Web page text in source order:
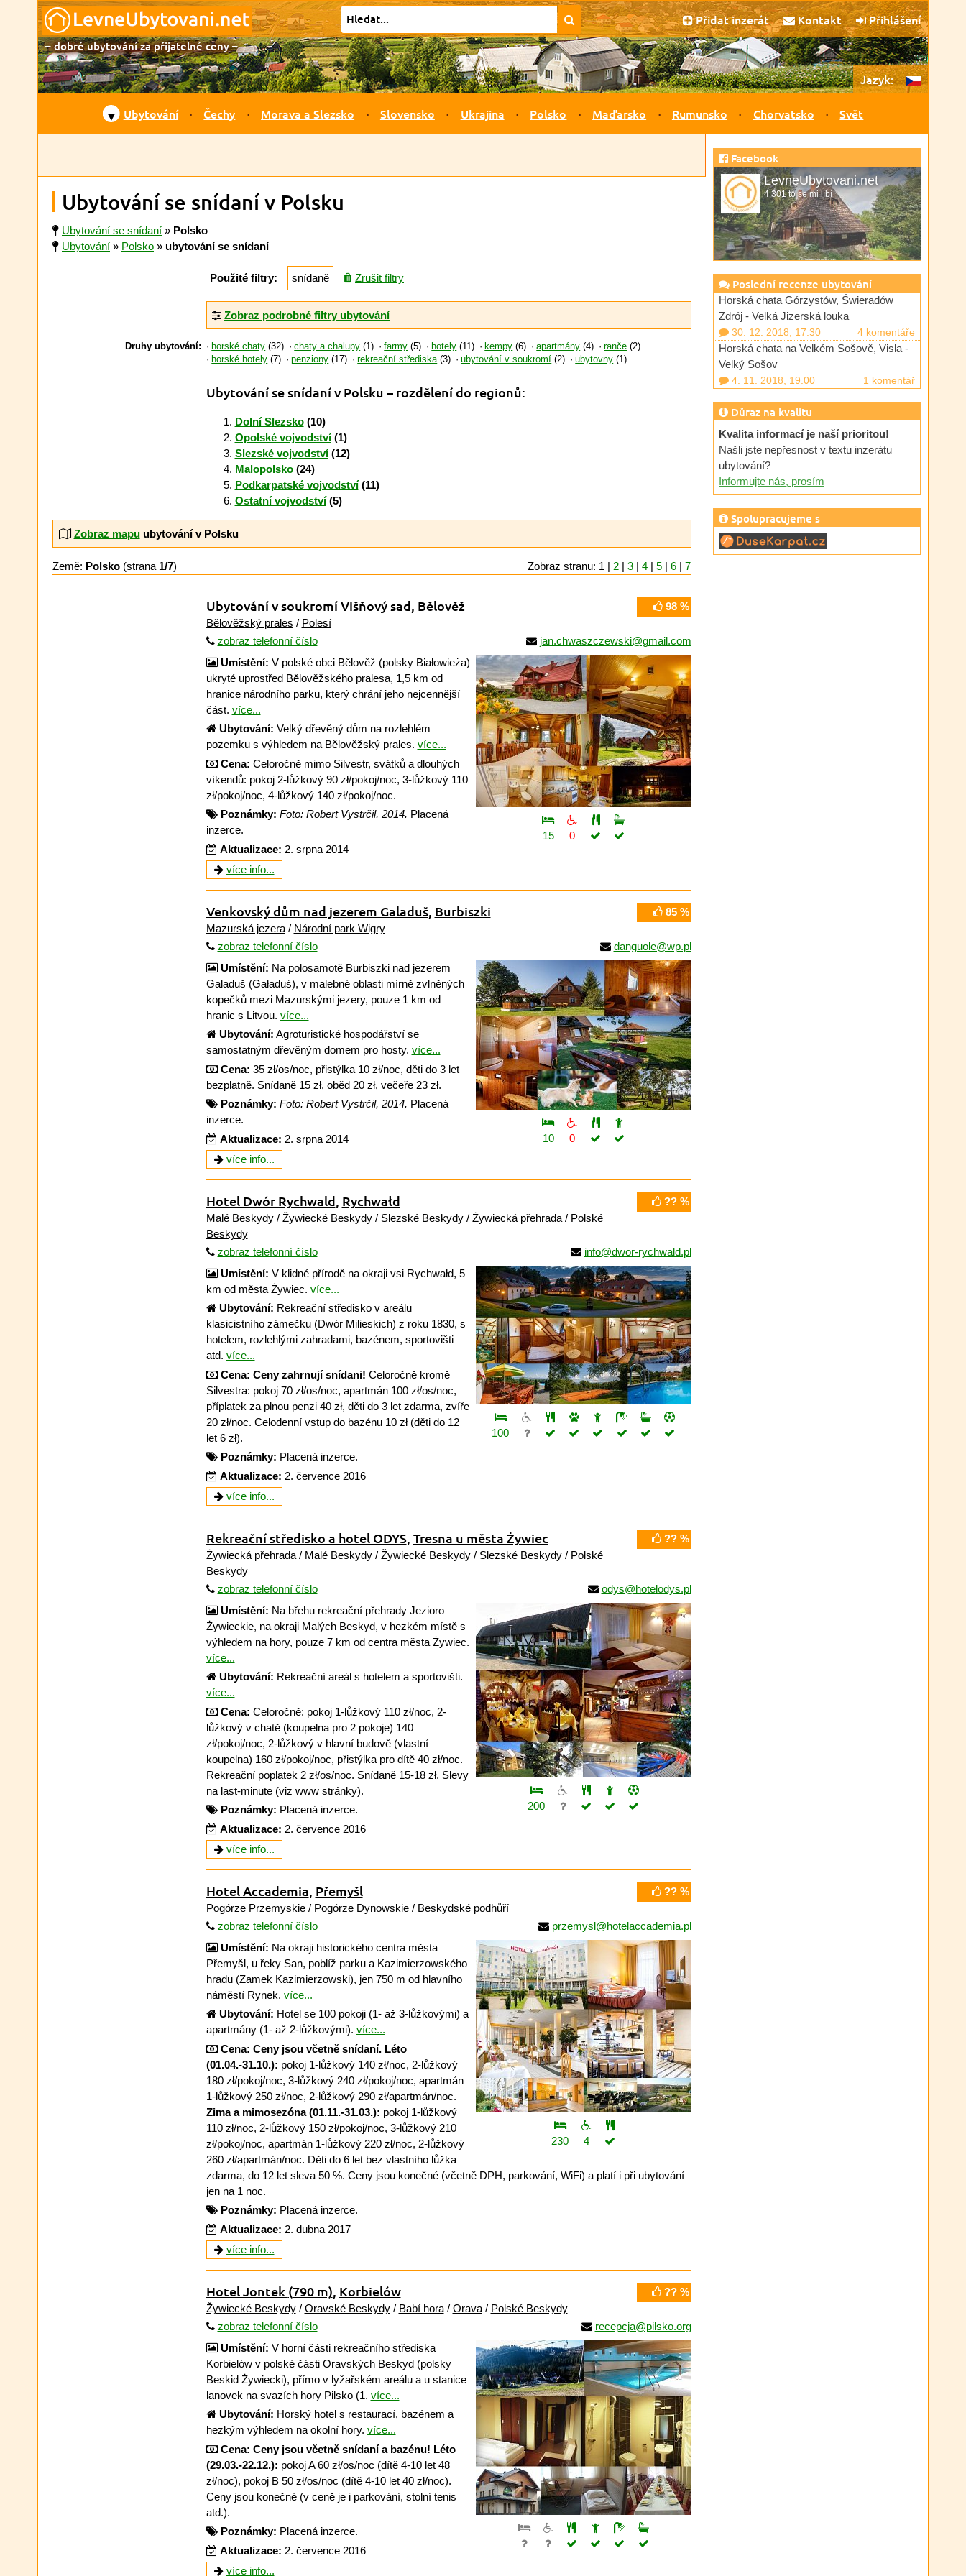
Přidat inzerát Kontakt Přihlášení
– dobré ubytování za přijatelné ceny –
Jazyk:
▼ Ubytování Čechy Morava a Slezsko Slovensko Ukrajina Polsko Maďarsko Rumunsko Chorvatsko Svět
Ubytování se snídaní v Polsku
Ubytování se snídaní » Polsko
Ubytování » Polsko » ubytování se snídaní
Použité filtry: snídaně Zrušit filtry
Zobraz podrobné filtry ubytování
Druhy ubytování: horské chaty (32) chaty a chalupy (1) farmy (5) hotely (11) kempy (6) apartmány (4) ranče (2)
horské hotely (7) penziony (17) rekreační střediska(3) ubytování v soukromí (2) ubytovny (1)
Ubytování se snídaní v Polsku – rozdělení do regionů:
Dolní Slezsko(10)
Opolské vojvodství(1)
Slezské vojvodství(12)
Malopolsko(24)
Podkarpatské vojvodství(11)
Ostatní vojvodství(5)
Zobraz mapuubytování v Polsku
Země: Polsko (strana 1/7) Zobraz stranu: 1 | 2 | 3 | 4 | 5 | 6 | 7
98 %
Ubytování v soukromí Višňový sad, Bělověž
Bělověžský prales / Polesí
zobraz telefonní číslo
jan.chwaszczewski@gmail.com
15 0
Umístění: V polské obci Bělověž (polsky Białowieża)
ukryté uprostřed Bělověžského pralesa, 1,5 km od
hranice národního parku, který chrání jeho nejcennější
část. více...
Ubytování: Velký dřevěný dům na rozlehlém
pozemku s výhledem na Bělověžský prales. více...
Cena: Celoročně mimo Silvestr, svátků a dlouhých
víkendů: pokoj 2-lůžkový 90 zł/pokoj/noc, 3-lůžkový 110
zł/pokoj/noc, 4-lůžkový 140 zł/pokoj/noc.
Poznámky: Foto: Robert Vystrčil, 2014. Placená
inzerce.
Aktualizace: 2. srpna 2014
více info...
85 %
Venkovský dům nad jezerem Galaduš, Burbiszki
Mazurská jezera/ Národní park Wigry
zobraz telefonní číslo
danguole@wp.pl
10 0
Umístění: Na polosamotě Burbiszki nad jezerem
Galaduš (Gaładuś), v malebné oblasti mírně zvlněných
kopečků mezi Mazurskými jezery, pouze 1 km od
hranic s Litvou. více...
Ubytování: Agroturistické hospodářství se
samostatným dřevěným domem pro hosty. více...
Cena: 35 zł/os/noc, přistýlka 10 zł/noc, děti do 3 let
bezplatně. Snídaně 15 zł, oběd 20 zł, večeře 23 zł.
Poznámky: Foto: Robert Vystrčil, 2014. Placená
inzerce.
Aktualizace: 2. srpna 2014
více info...
?? %
Hotel Dwór Rychwald, Rychwałd
Malé Beskydy/ Žywiecké Beskydy/ Slezské Beskydy/ Żywiecká přehrada/ Polské
Beskydy
zobraz telefonní číslo
info@dwor-rychwald.pl
100
Umístění: V klidné přírodě na okraji vsi Rychwałd, 5
km od města Żywiec. více...
Ubytování: Rekreační středisko v areálu
klasicistního zámečku (Dwór Milieskich) z roku 1830, s
hotelem, rozlehlými zahradami, bazénem, sportovišti
atd. více...
Cena: Ceny zahrnují snídani! Celoročně kromě
Silvestra: pokoj 70 zł/os/noc, apartmán 100 zł/os/noc,
příplatek za plnou penzi 40 zł, děti do 3 let zdarma, zvíře
20 zł/noc. Celodenní vstup do bazénu 10 zł (děti do 12
let 6 zł).
Poznámky: Placená inzerce.
Aktualizace: 2. července 2016
více info...
?? %
Rekreační středisko a hotel ODYS, Tresna u města Żywiec
Żywiecká přehrada/ Malé Beskydy/ Žywiecké Beskydy/ Slezské Beskydy/ Polské
Beskydy
zobraz telefonní číslo
odys@hotelodys.pl
200
Umístění: Na břehu rekreační přehrady Jezioro
Żywieckie, na okraji Malých Beskyd, v hezkém místě s
výhledem na hory, pouze 7 km od centra města Żywiec.
více...
Ubytování: Rekreační areál s hotelem a sportovišti.
více...
Cena: Celoročně: pokoj 1-lůžkový 110 zł/noc, 2-
lůžkový v chatě (koupelna pro 2 pokoje) 140
zł/pokoj/noc, 2-lůžkový v hlavní budově (vlastní
koupelna) 160 zł/pokoj/noc, přistýlka pro dítě 40 zł/noc.
Rekreační poplatek 2 zł/os/noc. Snídaně 15-18 zł. Slevy
na last-minute (viz www stránky).
Poznámky: Placená inzerce.
Aktualizace: 2. července 2016
více info...
?? %
Hotel Accademia, Přemyšl
Pogórze Przemyskie/ Pogórze Dynowskie/ Beskydské podhůří
zobraz telefonní číslo
przemysl@hotelaccademia.pl
230 4
Umístění: Na okraji historického centra města
Přemyšl, u řeky San, poblíž parku a Kazimierzowského
hradu (Zamek Kazimierzowski), jen 750 m od hlavního
náměstí Rynek. více...
Ubytování: Hotel se 100 pokoji (1- až 3-lůžkovými) a
apartmány (1- až 2-lůžkovými). více...
Cena: Ceny jsou včetně snídaní. Léto
(01.04.-31.10.): pokoj 1-lůžkový 140 zł/noc, 2-lůžkový
180 zł/pokoj/noc, 3-lůžkový 240 zł/pokoj/noc, apartmán
1-lůžkový 250 zł/noc, 2-lůžkový 290 zł/apartmán/noc.
Zima a mimosezóna (01.11.-31.03.): pokoj 1-lůžkový
110 zł/noc, 2-lůžkový 150 zł/pokoj/noc, 3-lůžkový 210
zł/pokoj/noc, apartmán 1-lůžkový 220 zł/noc, 2-lůžkový
260 zł/apartmán/noc. Děti do 6 let bez vlastního lůžka
zdarma, do 12 let sleva 50 %. Ceny jsou konečné (včetně DPH, parkování, WiFi) a platí i při ubytování
jen na 1 noc.
Poznámky: Placená inzerce.
Aktualizace: 2. dubna 2017
více info...
?? %
Hotel Jontek (790 m), Korbielów
Žywiecké Beskydy/ Oravské Beskydy/ Babí hora/ Orava/ Polské Beskydy
zobraz telefonní číslo
recepcja@pilsko.org
Umístění: V horní části rekreačního střediska
Korbielów v polské části Oravských Beskyd (polsky
Beskid Żywiecki), přímo v lyžařském areálu a u stanice
lanovek na svazích hory Pilsko (1. více...
Ubytování: Horský hotel s restaurací, bazénem a
hezkým výhledem na okolní hory. více...
Cena: Ceny jsou včetně snídaní a bazénu! Léto
(29.03.-22.12.): pokoj A 60 zł/os/noc (dítě 4-10 let 48
zł/noc), pokoj B 50 zł/os/noc (dítě 4-10 let 40 zł/noc).
Ceny jsou konečné (v ceně je i parkování, stolní tenis
atd.).
Poznámky: Placená inzerce.
Aktualizace: 2. července 2016
více info...
Facebook
LevneUbytovani.net
4 301 to se mi líbí
Poslední recenze ubytování
Horská chata Górzystów, Świeradów
Zdrój - Velká Jizerská louka
30. 12. 2018, 17.30 4 komentáře
Horská chata na Velkém Sošově, Visla -
Velký Sošov
4. 11. 2018, 19.00 1 komentář
Důraz na kvalitu
Kvalita informací je naší prioritou!
Našli jste nepřesnost v textu inzerátu
ubytování?
Informujte nás, prosím
Spolupracujeme s